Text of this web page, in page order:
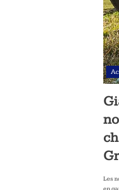
Les